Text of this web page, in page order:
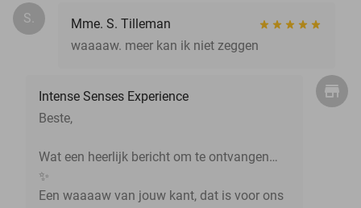
S.
Mme. S. Tilleman
waaaaw. meer kan ik niet zeggen
Intense Senses Experience
Beste,
Wat een heerlijk bericht om te ontvangen…
✨
Een waaaaw van jouw kant, dat is voor ons